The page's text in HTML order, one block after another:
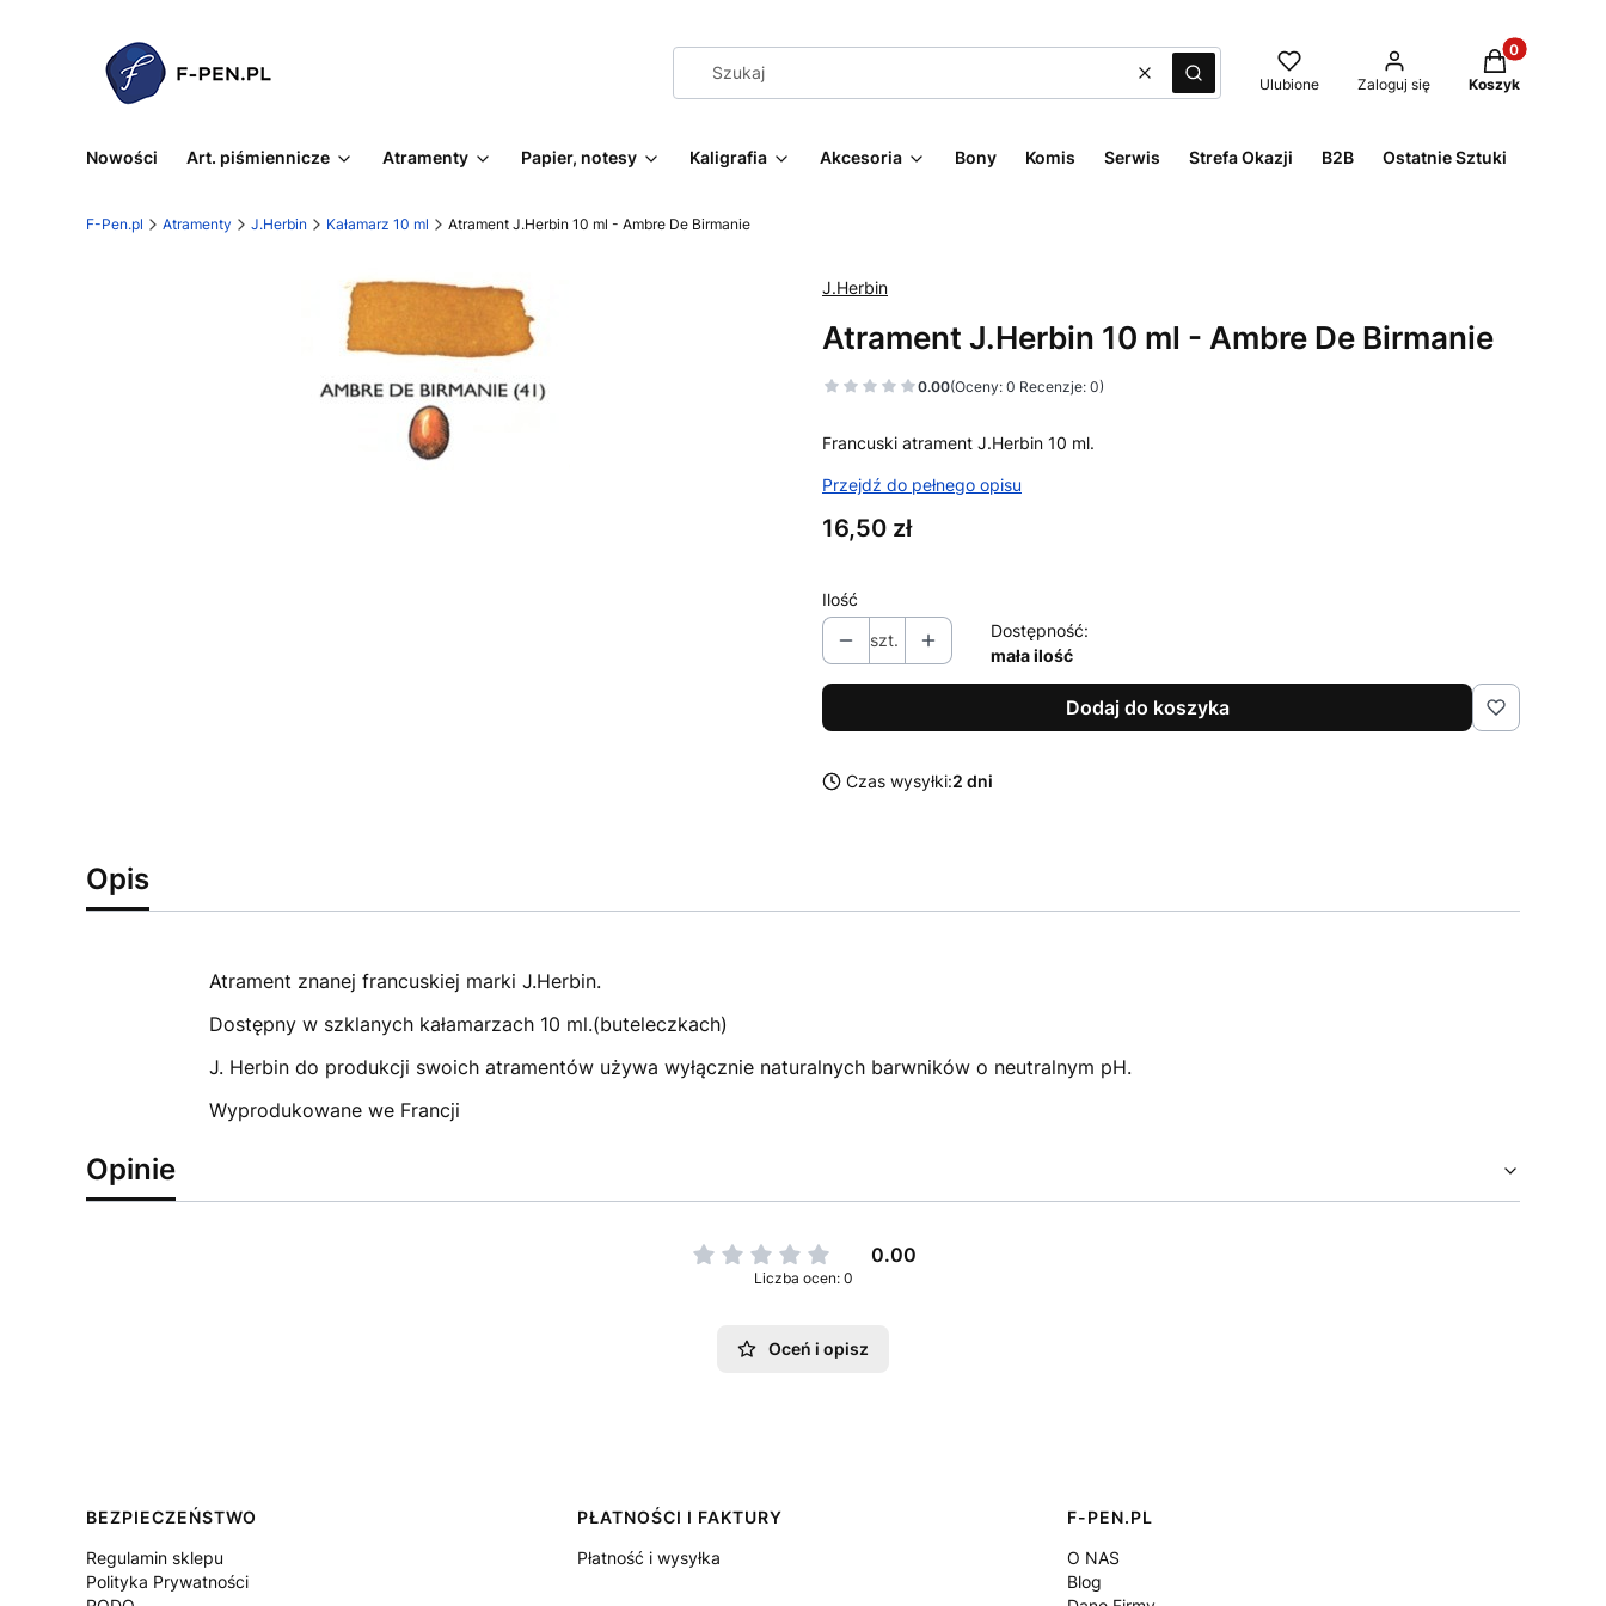
WyczyśćSzukaj Ulubione Zaloguj się
Produkty w
Koszyk
Nowości Art. piśmiennicze Atramenty Papier, notesy Kaligrafia Akcesoria Bony Komis Serwis Strefa Okazji B2B Ostatnie Sztuki
F-Pen.pl Atramenty J.Herbin Kałamarz 10 ml Atrament J.Herbin 10 ml - Ambre De Birmanie
J.Herbin
Atrament J.Herbin 10 ml - Ambre De Birmanie
0.00(Oceny: 0 Recenzje: 0)
Francuski atrament J.Herbin 10 ml.
Przejdź do pełnego opisu
Cena
16,50 zł
Ilość
szt.
Dostępność:
mała ilość
Dodaj do koszyka
Czas wysyłki:2 dni
Opis
Atrament znanej francuskiej marki J.Herbin.
Dostępny w szklanych kałamarzach 10 ml.(buteleczkach)
J. Herbin do produkcji swoich atramentów używa wyłącznie naturalnych barwników o neutralnym pH.
Wyprodukowane we Francji
Opinie
0.00
Liczba ocen: 0
Oceń i opisz
Linki w stopce
BEZPIECZEŃSTWO
Regulamin sklepu
Polityka Prywatności
PŁATNOŚCI I FAKTURY
Płatność i wysyłka
F-PEN.PL
O NAS
Blog